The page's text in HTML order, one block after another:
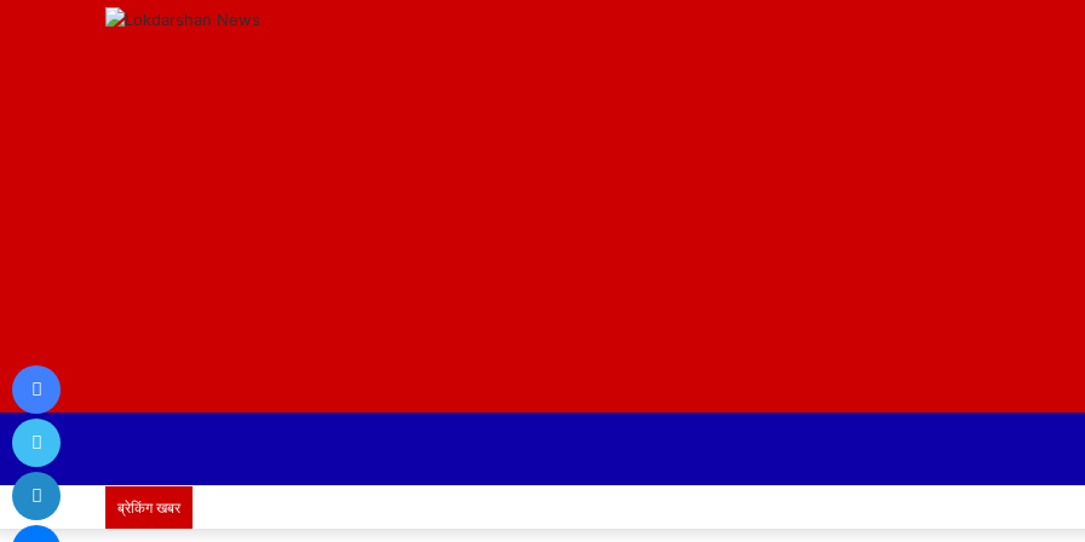
ब्रेकिंग खबर
Twitter
Messenger